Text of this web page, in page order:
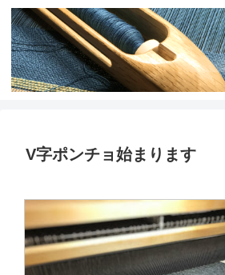
V字ポンチョ始まります